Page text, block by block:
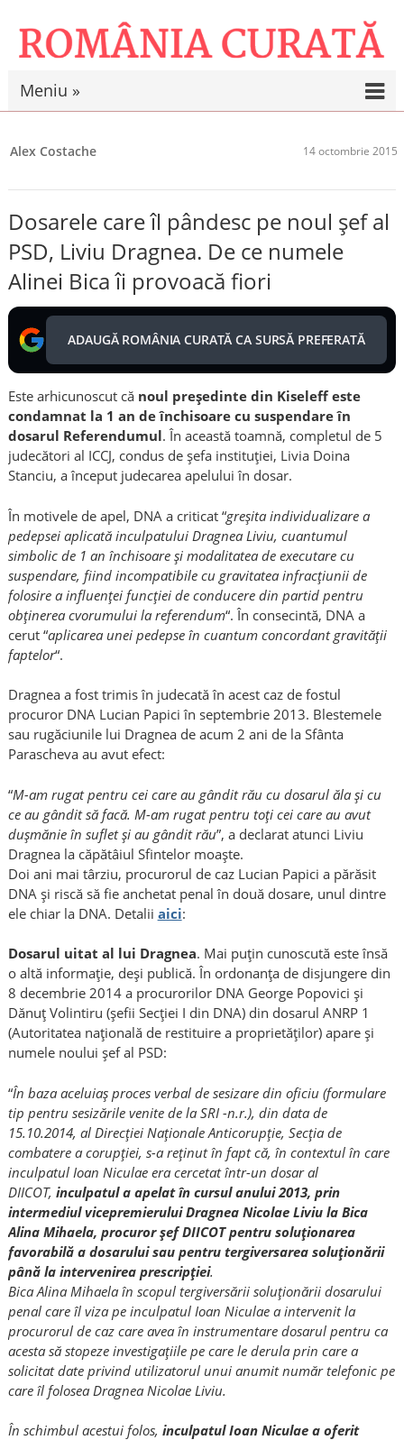
Meniu »
Alex Costache 14 octombrie 2015
Dosarele care îl pândesc pe noul şef al
PSD, Liviu Dragnea. De ce numele
Alinei Bica îi provoacă fiori
ADAUGĂ ROMÂNIA CURATĂ CA SURSĂ PREFERATĂ
Este arhicunoscut că noul preşedinte din Kiseleff este
condamnat la 1 an de închisoare cu suspendare în
dosarul Referendumul. În această toamnă, completul de 5
judecători al ICCJ, condus de şefa instituţiei, Livia Doina
Stanciu, a început judecarea apelului în dosar.
În motivele de apel, DNA a criticat “greşita individualizare a
pedepsei aplicată inculpatului Dragnea Liviu, cuantumul
simbolic de 1 an închisoare şi modalitatea de executare cu
suspendare, fiind incompatibile cu gravitatea infracţiunii de
folosire a influenţei funcţiei de conducere din partid pentru
obţinerea cvorumului la referendum“. În consecintă, DNA a
cerut “aplicarea unei pedepse în cuantum concordant gravităţii
faptelor“.
Dragnea a fost trimis în judecată în acest caz de fostul
procuror DNA Lucian Papici în septembrie 2013. Blestemele
sau rugăciunile lui Dragnea de acum 2 ani de la Sfânta
Parascheva au avut efect:
“M-am rugat pentru cei care au gândit rău cu dosarul ăla şi cu
ce au gândit să facă. M-am rugat pentru toţi cei care au avut
duşmănie în suflet şi au gândit rău”, a declarat atunci Liviu
Dragnea la căpătâiul Sfintelor moaşte.
Doi ani mai târziu, procurorul de caz Lucian Papici a părăsit
DNA şi riscă să fie anchetat penal în două dosare, unul dintre
ele chiar la DNA. Detalii aici:
Dosarul uitat al lui Dragnea. Mai puţin cunoscută este însă
o altă informaţie, deşi publică. În ordonanţa de disjungere din
8 decembrie 2014 a procurorilor DNA George Popovici şi
Dănuţ Volintiru (şefii Secţiei I din DNA) din dosarul ANRP 1
(Autoritatea naţională de restituire a proprietăţilor) apare şi
numele noului şef al PSD:
“În baza aceluiaş proces verbal de sesizare din oficiu (formulare
tip pentru sesizările venite de la SRI -n.r.), din data de
15.10.2014, al Direcţiei Naţionale Anticorupţie, Secţia de
combatere a corupţiei, s-a reţinut în fapt că, în contextul în care
inculpatul Ioan Niculae era cercetat într-un dosar al
DIICOT, inculpatul a apelat în cursul anului 2013, prin
intermediul vicepremierului Dragnea Nicolae Liviu la Bica
Alina Mihaela, procuror şef DIICOT pentru soluţionarea
favorabilă a dosarului sau pentru tergiversarea soluţionării
până la intervenirea prescripţiei.
Bica Alina Mihaela în scopul tergiversării soluţionării dosarului
penal care îl viza pe inculpatul Ioan Niculae a intervenit la
procurorul de caz care avea în instrumentare dosarul pentru ca
acesta să stopeze investigaţiile pe care le derula prin care a
solicitat date privind utilizatorul unui anumit număr telefonic pe
care îl folosea Dragnea Nicolae Liviu.
În schimbul acestui folos, inculpatul Ioan Niculae a oferit